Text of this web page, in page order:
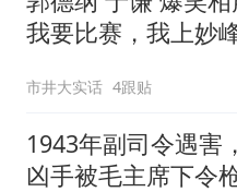
我要比赛，我上妙
祖庙
市井大实话 4跟贴
1943年副司令遇害
凶手被毛主席下令